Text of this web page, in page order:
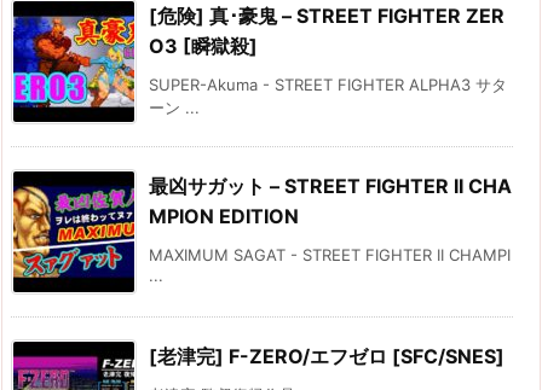
[危険] 真･豪鬼 – STREET FIGHTER ZER
O3 [瞬獄殺]
SUPER-Akuma - STREET FIGHTER ALPHA3 サタ
ーン ...
最凶サガット – STREET FIGHTER II CHA
MPION EDITION
MAXIMUM SAGAT - STREET FIGHTER II CHAMPI
...
[老津完] F-ZERO/エフゼロ [SFC/SNES]